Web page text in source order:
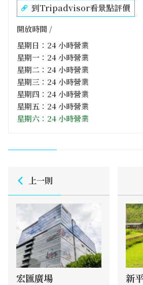
到Tripadvisor看景點評價
開放時間 /
星期日：24 小時營業
星期一：24 小時營業
星期二：24 小時營業
星期三：24 小時營業
星期四：24 小時營業
星期五：24 小時營業
星期六：24 小時營業
上一則
宏匯廣場 新